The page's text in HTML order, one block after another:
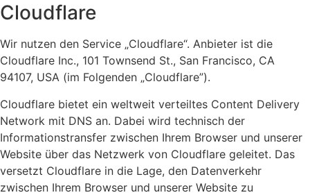
Cloudflare
Wir nutzen den Service „Cloudflare“. Anbieter ist die
Cloudflare Inc., 101 Townsend St., San Francisco, CA
94107, USA (im Folgenden „Cloudflare”).
Cloudflare bietet ein weltweit verteiltes Content Delivery
Network mit DNS an. Dabei wird technisch der
Informationstransfer zwischen Ihrem Browser und unserer
Website über das Netzwerk von Cloudflare geleitet. Das
versetzt Cloudflare in die Lage, den Datenverkehr
zwischen Ihrem Browser und unserer Website zu